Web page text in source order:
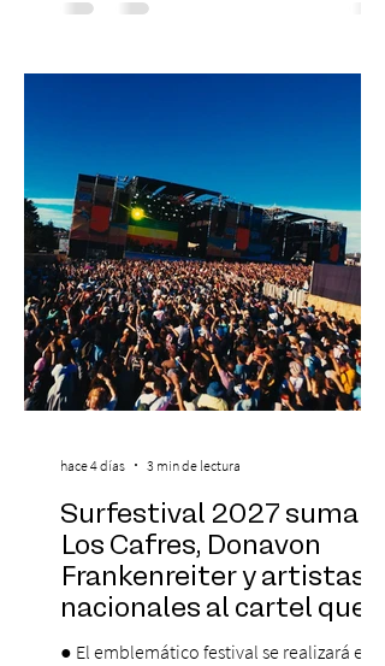
yoga, bienestar y vida consciente, con la
Antonella Orsini, Yoga Woman y más
Centro Cultural Estación Mapocho, espacio
que albergará durante dos jornadas una
pro
Surfestival 2027 suma a
Los Cafres, Donavon
Frankenreiter y artistas
nacionales al cartel que
encabeza Jack Johnson
● El emblemático festival se realizará el
hace 4 días 3 min de lectura